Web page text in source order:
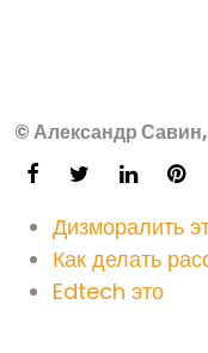
© Александр
Дизморалить
Как делать
Edtech это